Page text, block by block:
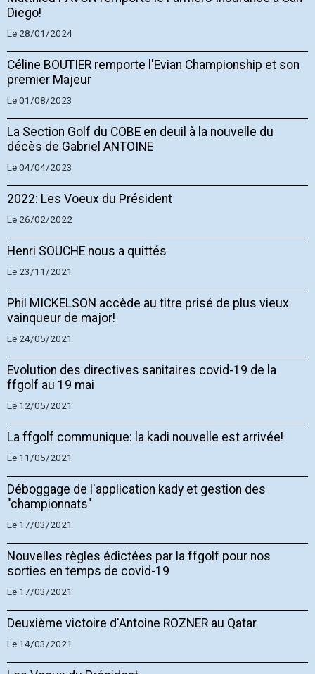
Diego!
Le 28/01/2024
Céline BOUTIER remporte l'Evian Championship et son
premier Majeur
Le 01/08/2023
La Section Golf du COBE en deuil à la nouvelle du
décès de Gabriel ANTOINE
Le 04/04/2023
2022: Les Voeux du Président
Le 26/02/2022
Henri SOUCHE nous a quittés
Le 23/11/2021
Phil MICKELSON accède au titre prisé de plus vieux
vainqueur de major!
Le 24/05/2021
Evolution des directives sanitaires covid-19 de la
ffgolf au 19 mai
Le 12/05/2021
La ffgolf communique: la kadi nouvelle est arrivée!
Le 11/05/2021
Déboggage de l'application kady et gestion des
"championnats"
Le 17/03/2021
Nouvelles règles édictées par la ffgolf pour nos
sorties en temps de covid-19
Le 17/03/2021
Deuxième victoire d'Antoine ROZNER au Qatar
Le 14/03/2021